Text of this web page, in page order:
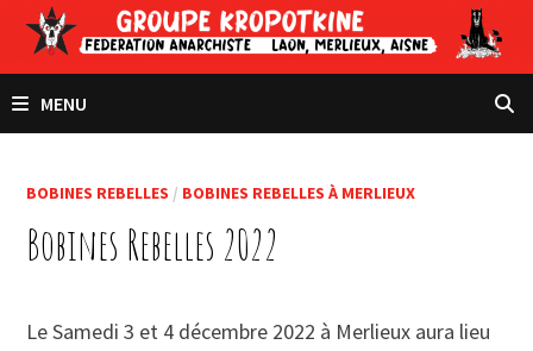
Passer
contenu
MENU
BOBINES REBELLES / BOBINES REBELLES À MERLIEUX
Bobines Rebelles 2022
Le Samedi 3 et 4 décembre 2022 à Merlieux aura lieu